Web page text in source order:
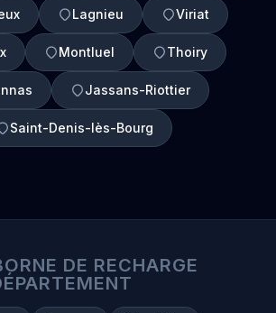
Lagnieu Viriat
Montluel Thoiry
Jassans-Riottier
Saint-Denis-lès-Bourg
DE RECHARGE